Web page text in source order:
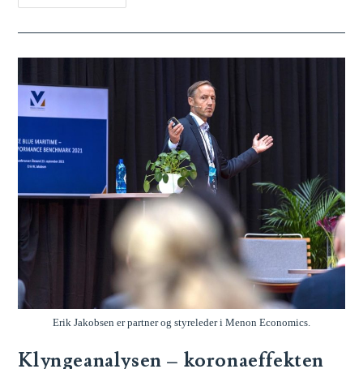
Erik Jakobsen er partner og styreleder i Menon Economics.
Klyngeanalysen – koronaeffekten